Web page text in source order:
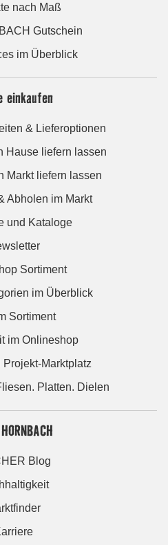
nach Maß
Gutschein
im Überblick
einkaufen
& Lieferoptionen
Hause liefern lassen
Markt liefern lassen
Abholen im Markt
und Kataloge
Sortiment
im Überblick
Sortiment
im Onlineshop
Marktplatz
Platten. Dielen
Blog